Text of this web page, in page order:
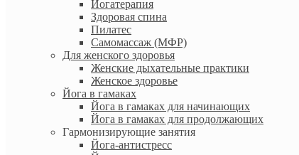
Йогатерапия
Здоровая спина
Пилатес
Самомассаж (МФР)
Для женского здоровья
Женские дыхательные практики
Женское здоровье
Йога в гамаках
Йога в гамаках для начинающих
Йога в гамаках для продолжающих
Гармонизирующие занятия
Йога-антистресс